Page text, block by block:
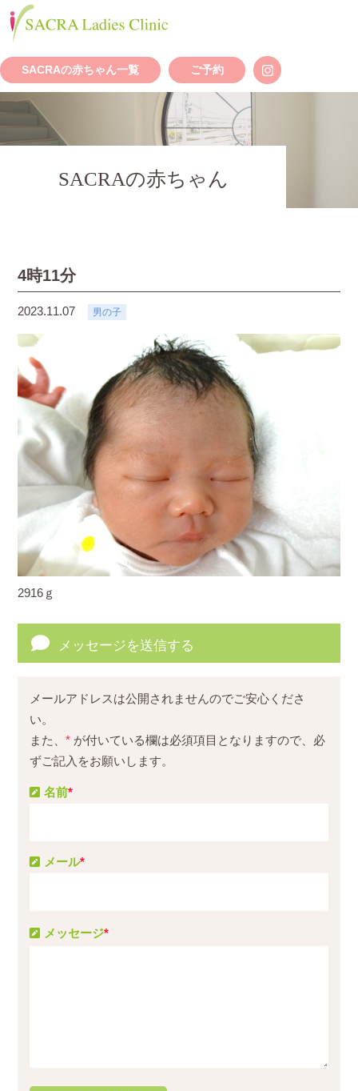
SACRAの赤ちゃん一覧 ご予約
SACRAの赤ちゃん
4時11分
2023.11.07 男の子
2916ｇ
メッセージを送信する
メールアドレスは公開されませんのでご安心くださ
い。
また、* が付いている欄は必須項目となりますので、必
ずご記入をお願いします。
メッセージ*
名前*
メール*